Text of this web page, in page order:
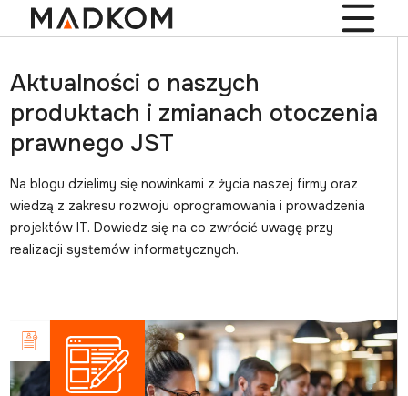
Aktualności o naszych
produktach i zmianach otoczenia
prawnego JST
Na blogu dzielimy się nowinkami z życia naszej firmy oraz
wiedzą z zakresu rozwoju oprogramowania i prowadzenia
projektów IT. Dowiedz się na co zwrócić uwagę przy
realizacji systemów informatycznych.